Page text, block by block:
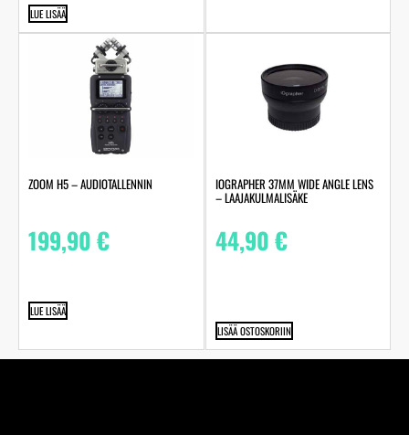
LUE LISÄÄ
ZOOM H5 – AUDIOTALLENNIN
199,90€
LUE LISÄÄ
IOGRAPHER 37MM WIDE ANGLE LENS
– LAAJAKULMALISÄKE
44,90€
LISÄÄ OSTOSKORIIN